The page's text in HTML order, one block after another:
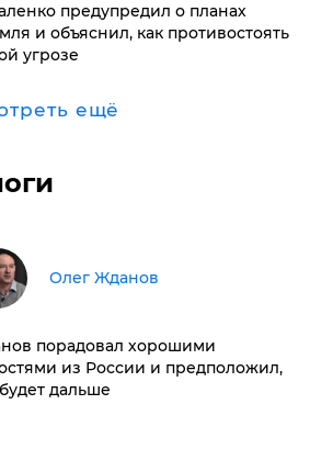
предупредил о планах
и объяснил, как противостоять
угрозе
ещё
Олег Жданов
порадовал хорошими
из России и предположил,
дальше